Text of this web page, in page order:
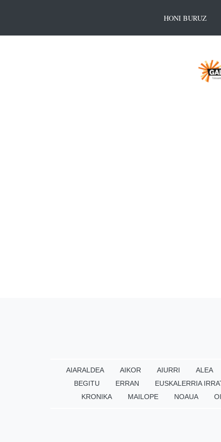
HONI BURUZ
AIARALDEA AIKOR AIURRI ALEA
BEGITU
ERRAN EUSKALERRIA
KRONIKA
MAILOPE NOAUA